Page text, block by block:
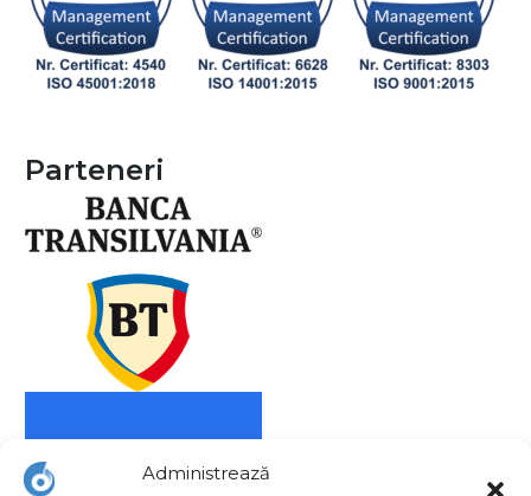
Administrează
Parteneri